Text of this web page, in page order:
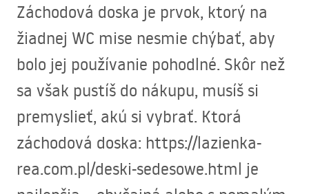
Záchodová doska je prvok, ktorý na
žiadnej WC mise nesmie chýbať, aby
bolo jej používanie pohodlné. Skôr než
sa však pustíš do nákupu, musíš si
premyslieť, akú si vybrať. Ktorá
záchodová doska: https://lazienka-
rea.com.pl/deski-sedesowe.html je